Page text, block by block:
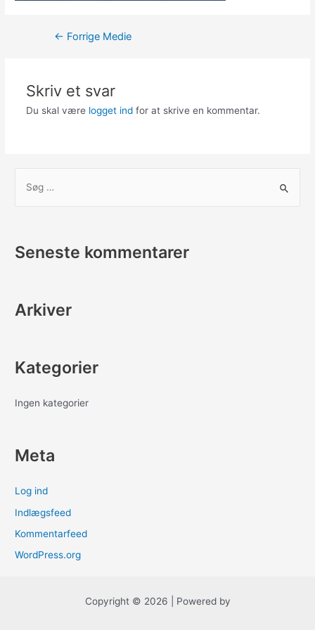
Indlægsnavigation
← Forrige Medie
Skriv et svar
Du skal være logget indfor at skrive en kommentar.
f
r
Seneste kommentarer
Arkiver
Kategorier
Ingen kategorier
Meta
Log ind
Indlægsfeed
Kommentarfeed
WordPress.org
Copyright © 2026 | Powered by